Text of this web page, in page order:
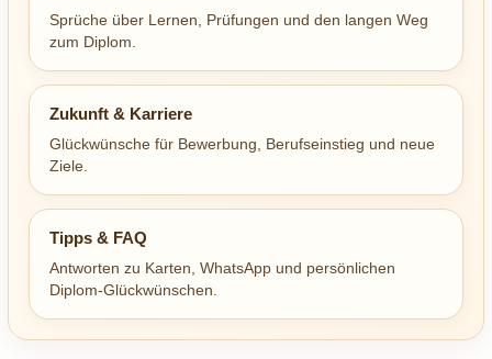
Sprüche über Lernen, Prüfungen und den langen Weg
zum Diplom.
Zukunft & Karriere
Glückwünsche für Bewerbung, Berufseinstieg und neue
Ziele.
Tipps & FAQ
Antworten zu Karten, WhatsApp und persönlichen
Diplom-Glückwünschen.